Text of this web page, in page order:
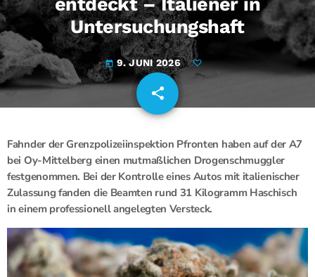
Untersuchungshaft
today 9. JUNI 2026
share
email
Fahnder der Grenzpolizeiinspektion Pfronten haben auf der A7
bei Oy-Mittelberg einen mutmaßlichen Drogenschmuggler
festgenommen. Bei der Kontrolle eines Autos mit italienischer
Zulassung fanden die Beamten rund 31 Kilogramm Haschisch
in einem professionell angelegten Versteck.